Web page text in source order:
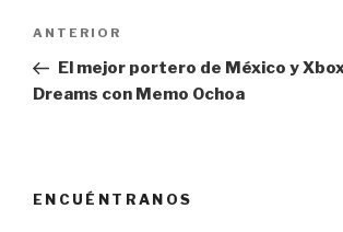
entradas
Entrada
anterior:
ANTERIOR
El mejor portero de México y
Dreams con Memo Ochoa
ENCUÉNTRANOS